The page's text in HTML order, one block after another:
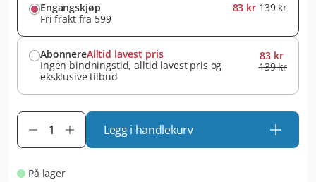
Engangskjøp
Fri frakt fra 599
83 kr 139 kr
AbonnereAlltid lavest pris
Ingen bindningstid, alltid lavest pris og
eksklusive tilbud
83 kr
139 kr
Legg i handlekurv
På lager